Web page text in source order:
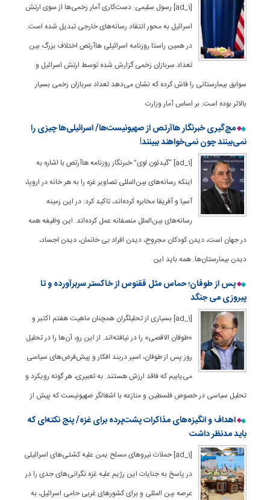
[ad_1] رسول سلیمی: دست‌کاری آمار زخمی‌ها از سوی ارتش
اسرائیل به محور انتقاد رسانه‌های خارجی تبدیل شده است.
در همین راستا روزنامه اسرائیلی هاآرتص اختلاف بزرگ بین
تعداد سربازان زخمی گزارش شده توسط ارتش اسرائیل و
سوابق بیمارستانی را فاش کرده که نشان می‌دهد تعداد سربازان زخمی بسیار
بالاتر بوده است. بر اساس آمار وزارت
مچ‌گیری خبرنگار هاآرتص از صهیونیست‌ها/ اسرائیلی‌ها چیزی را
نمی‌بینند چون نمی‌خواهند ببینند!
[ad_1] “گیدئون لوی” خبرنگار روزنامه هاآرتص با اشاره به
اینکه رسانه‌های بین‌المللی تصاویر غزه را به هر خانه در اروپا،
آسیا و آفریقا مخابره کرده‌اند، تاکید کرد: در این زمینه
رسانه‌های بین‌الملل منصفانه عمل کرده‌اند. این وظیفه همه
در جهان است، دیدن کودکان مجروح، دیدن افراد بی خانمان، دیدن اجساد،
دیدن بیمارستان‌ها. همه باید این
پس از طوفان؛ حماس مثل ققنوس از خاکستر سربرآورده و تا
پیروزی می جنگد
[ad_1] بسیاری از تحلیلگران همچنان ماهیت هفتم اکتبر و
«طوفان الاقصی» را در نیافته‌اند. از این رو، آن‌ها را در تحلیل
روز پس از طوفان، اسیر دربند افکار و پیش‌فرض‌های سیاسی
می‌یابیم که فاقد ارزش هستند. به تعبیری، هر گونه رویکرد و
تحلیل سیاسی در خصوص فلسطین و منازعه با اشغالگر صهیونیست که پیش از
اهداف و انگیزه‌های مذاکرات پشت‌پرده برای غزه/ پنج نکته‌ای که
باید مدنظر داشت
[ad_1] حملات نیروهای مسلح یمن علیه کشتی‌های اسرائیلی
در پاسخ به جنایات این رژیم علیه غزه نگرانی‌های جدی را در
عرصه بین المللی و برای کشورهای غربی حامی اسرائیل، به